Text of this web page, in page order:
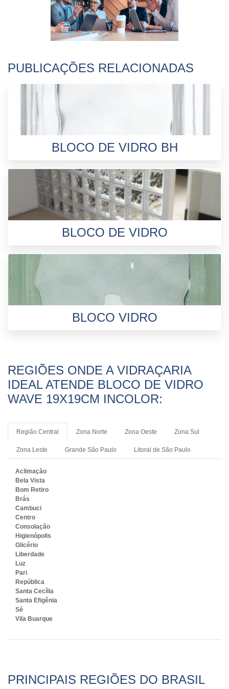
PUBLICAÇÕES RELACIONADAS
BLOCO DE VIDRO BH
BLOCO DE VIDRO
BLOCO VIDRO
REGIÕES ONDE A VIDRAÇARIA
IDEAL ATENDE BLOCO DE VIDRO
WAVE 19X19CM INCOLOR:
Região Central Zona Norte Zona Oeste Zona Sul
Zona Leste Grande São Paulo Litoral de São Paulo
Aclimação
Bela Vista
Bom Retiro
Brás
Cambuci
Centro
Consolação
Higienópolis
Glicério
Liberdade
Luz
Pari
República
Santa Cecília
Santa Efigênia
Sé
Vila Buarque
PRINCIPAIS REGIÕES DO BRASIL